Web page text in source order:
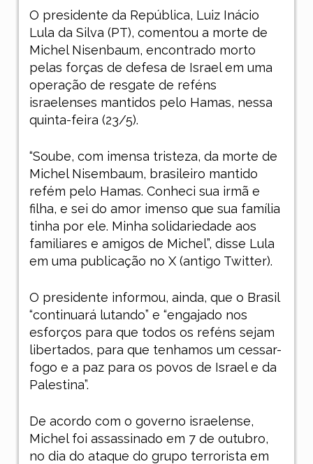
O presidente da República, Luiz Inácio
Lula da Silva (PT), comentou a morte de
Michel Nisenbaum, encontrado morto
pelas forças de defesa de Israel em uma
operação de resgate de reféns
israelenses mantidos pelo Hamas, nessa
quinta-feira (23/5).
“Soube, com imensa tristeza, da morte de
Michel Nisembaum, brasileiro mantido
refém pelo Hamas. Conheci sua irmã e
filha, e sei do amor imenso que sua família
tinha por ele. Minha solidariedade aos
familiares e amigos de Michel”, disse Lula
em uma publicação no X (antigo Twitter).
O presidente informou, ainda, que o Brasil
“continuará lutando” e “engajado nos
esforços para que todos os reféns sejam
libertados, para que tenhamos um cessar-
fogo e a paz para os povos de Israel e da
Palestina”.
De acordo com o governo israelense,
Michel foi assassinado em 7 de outubro,
no dia do ataque do grupo terrorista em